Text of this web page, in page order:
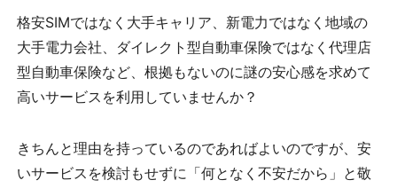
格安SIMではなく大手キャリア、新電力ではなく地域の
大手電力会社、ダイレクト型自動車保険ではなく代理店
型自動車保険など、根拠もないのに謎の安心感を求めて
高いサービスを利用していませんか？
きちんと理由を持っているのであればよいのですが、安
いサービスを検討もせずに「何となく不安だから」と敬